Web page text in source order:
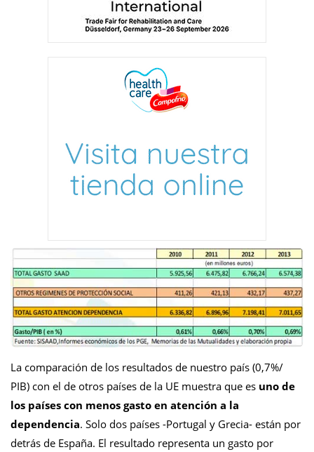
La comparación de los resultados de nuestro país (0,7%/
PIB) con el de otros países de la UE muestra que es uno de
los países con menos gasto en atención a la
dependencia. Solo dos países -Portugal y Grecia- están por
detrás de España. El resultado representa un gasto por